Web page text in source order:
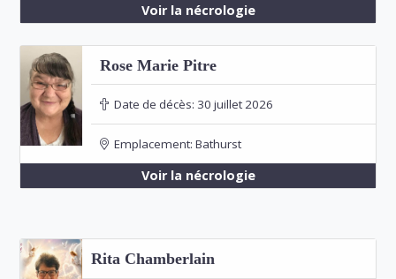
Voir la nécrologie
Rose Marie Pitre
Date de décès: 30 juillet 2026
Emplacement: Bathurst
Voir la nécrologie
Rita Chamberlain